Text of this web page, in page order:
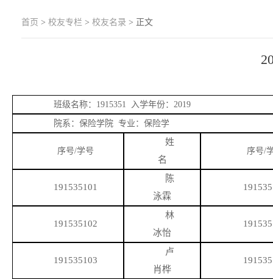
首页 > 校友专栏 > 校友名录 > 正文
班级名称： 1915351 入学年份：2019
院系：保险学院 专业：保险学
序号/学号
姓
名
序号/
191535101
陈
泳霖
191535102
林
冰怡
191535103
卢
肖桦